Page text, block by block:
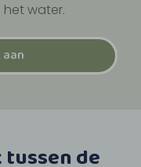
water.
de